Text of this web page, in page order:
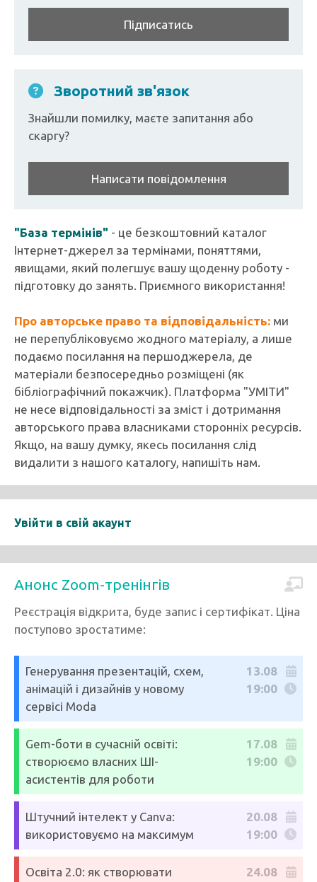
Підписатись
Зворотний зв'язок
Знайшли помилку, маєте запитання або
скаргу?
Написати повідомлення
"База термінів" - це безкоштовний каталог
Інтернет-джерел за термінами, поняттями,
явищами, який полегшує вашу щоденну роботу -
підготовку до занять. Приємного використання!
Про авторське право та відповідальність: ми
не перепубліковуємо жодного матеріалу, а лише
подаємо посилання на першоджерела, де
матеріали безпосередньо розміщені (як
бібліографічний покажчик). Платформа "УМІТИ"
не несе відповідальності за зміст і дотримання
авторського права власниками сторонніх ресурсів.
Якщо, на вашу думку, якесь посилання слід
видалити з нашого каталогу, напишіть нам.
Увійти в свій акаунт
Анонс Zoom-тренінгів
Реєстрація відкрита, буде запис і сертифікат. Ціна
поступово зростатиме:
Генерування презентацій, схем,
анімацій і дизайнів у новому
сервісі Moda
13.08
19:00
Gem-боти в сучасній освіті:
створюємо власних ШІ-
асистентів для роботи
17.08
19:00
Штучний інтелект у Canva:
використовуємо на максимум
20.08
19:00
Освіта 2.0: як створювати
24.08